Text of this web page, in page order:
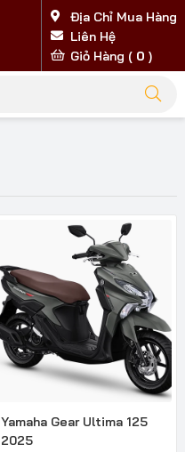
Địa Chỉ Mua Hàng
Liên Hệ
Giỏ Hàng ( 0 )
Yamaha Gear Ultima 125
2025